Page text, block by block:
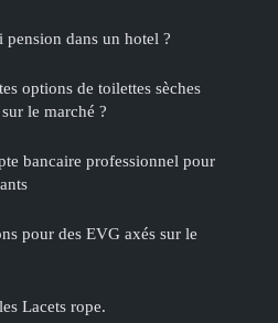
dans un hotel ?
options de toilettes sèches
le marché ?
bancaire professionnel pour
pour des EVG axés sur le
Lacets rope.